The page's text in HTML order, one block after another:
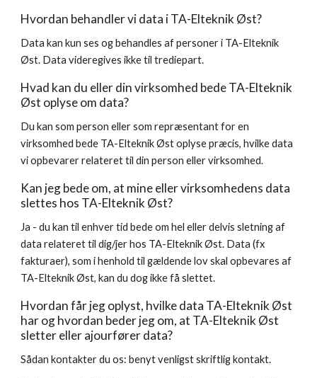
Hvordan behandler vi data i TA-Elteknik Øst?
Data kan kun ses og behandles af personer i TA-Elteknik
Øst. Data videregives ikke til trediepart.
Hvad kan du eller din virksomhed bede TA-Elteknik
Øst oplyse om data?
Du kan som person eller som repræsentant for en
virksomhed bede TA-Elteknik Øst oplyse præcis, hvilke data
vi opbevarer relateret til din person eller virksomhed.
Kan jeg bede om, at mine eller virksomhedens data
slettes hos TA-Elteknik Øst?
Ja - du kan til enhver tid bede om hel eller delvis sletning af
data relateret til dig/jer hos TA-Elteknik Øst. Data (fx
TA-Elteknik Øst, kan du dog ikke få slettet.
Hvordan får jeg oplyst, hvilke data TA-Elteknik Øst
har og hvordan beder jeg om, at TA-Elteknik Øst
sletter eller ajourfører data?
Sådan kontakter du os: benyt venligst skriftlig kontakt.